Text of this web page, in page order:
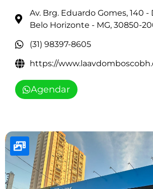
Av. Brg. Eduardo Gomes, 140 -
Belo Horizonte - MG, 30850-
(31) 98397-8605
https://
Agendar